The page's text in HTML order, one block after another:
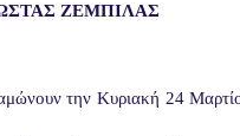
ΖΕΜΠΙΛΑΣ
την Κυριακή 24